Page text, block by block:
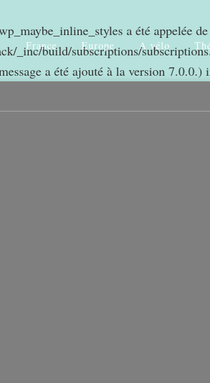
a été appelée
_inc/build/subscriptions/
a été ajouté à la version 7.0.0.)
France Europe A vélo